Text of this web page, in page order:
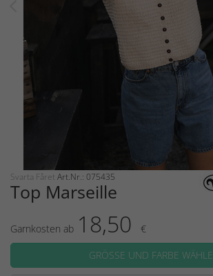
Svarta Fåret Art.Nr.: 075435
Top Marseille
Garnkosten ab 18,50
€
GRÖSSE UND FARBE WÄHLEN